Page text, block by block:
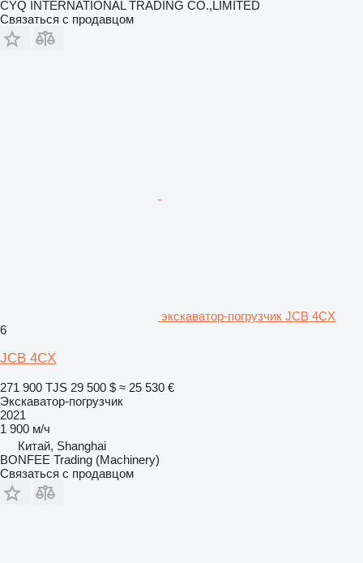
CYQ INTERNATIONAL TRADING CO.,LIMITED
Связаться с продавцом
экскаватор-погрузчик JCB 4CX
6
JCB 4CX
271 900 TJS 29 500 $ ≈ 25 530 €
Экскаватор-погрузчик
2021
1 900 м/ч
Китай, Shanghai
BONFEE Trading (Machinery)
Связаться с продавцом